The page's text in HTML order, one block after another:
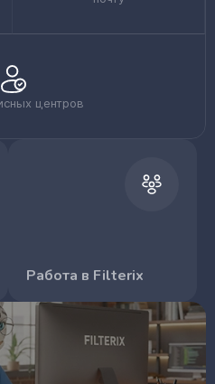
центров
Работа в Filterix